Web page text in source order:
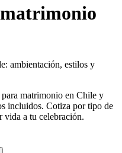
ambientación, estilos y
matrimonio en Chile y
incluidos. Cotiza por tipo de
vida a tu celebración.